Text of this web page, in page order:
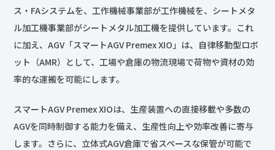
ス・FAシステムを、工作機械事業部が工作機械を、シートメタ
ル加工機事業部がシートメタル加工機を提供しています。これ
に加え、AGV「スマートAGV Premex XIO」は、自律移動型ロボ
ット（AMR）として、工場や倉庫の物流現場で荷物や資材の効
率的な運搬を可能にします。
スマートAGV Premex XIOは、生産装置への直接移載や多数の
AGVを同時制御する能力を備え、生産性向上や効率改善に寄与
します。さらに、立体式AGV倉庫で省スペースな保管が可能で